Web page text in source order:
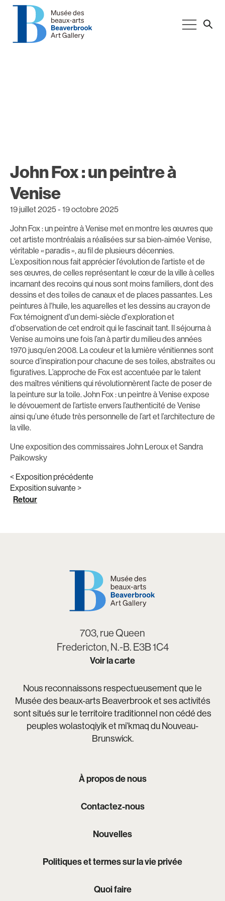
John Fox : un peintre à
Venise
19 juillet 2025- 19 octobre 2025
John Fox : un peintre à Venise met en montre les œuvres que
cet artiste montréalais a réalisées sur sa bien-aimée Venise,
véritable « paradis », au fil de plusieurs décennies.
L’exposition nous fait apprécier l’évolution de l’artiste et de
ses œuvres, de celles représentant le cœur de la ville à celles
incarnant des recoins qui nous sont moins familiers, dont des
dessins et des toiles de canaux et de places passantes. Les
peintures à l'huile, les aquarelles et les dessins au crayon de
Fox témoignent d'un demi-siècle d'exploration et
d'observation de cet endroit qui le fascinait tant. Il séjourna à
Venise au moins une fois l’an à partir du milieu des années
1970 jusqu’en 2008. La couleur et la lumière vénitiennes sont
source d’inspiration pour chacune de ses toiles, abstraites ou
figuratives. L’approche de Fox est accentuée par le talent
des maîtres vénitiens qui révolutionnèrent l’acte de poser de
la peinture sur la toile. John Fox : un peintre à Venise expose
le dévouement de l’artiste envers l’authenticité de Venise
ainsi qu’une étude très personnelle de l’art et l’architecture de
la ville.
Une exposition des commissaires John Leroux et Sandra
Paikowsky
< Exposition précédente
Exposition suivante >
Retour
703, rue Queen
Fredericton, N.-B. E3B 1C4
Voir la carte
Nous reconnaissons respectueusement que le
Musée des beaux-arts Beaverbrook et ses activités
sont situés sur le territoire traditionnel non cédé des
peuples wolastoqiyik et mi’kmaq du Nouveau-
Brunswick.
À propos de nous
Contactez-nous
Nouvelles
Politiques et termes sur la vie privée
Quoi faire